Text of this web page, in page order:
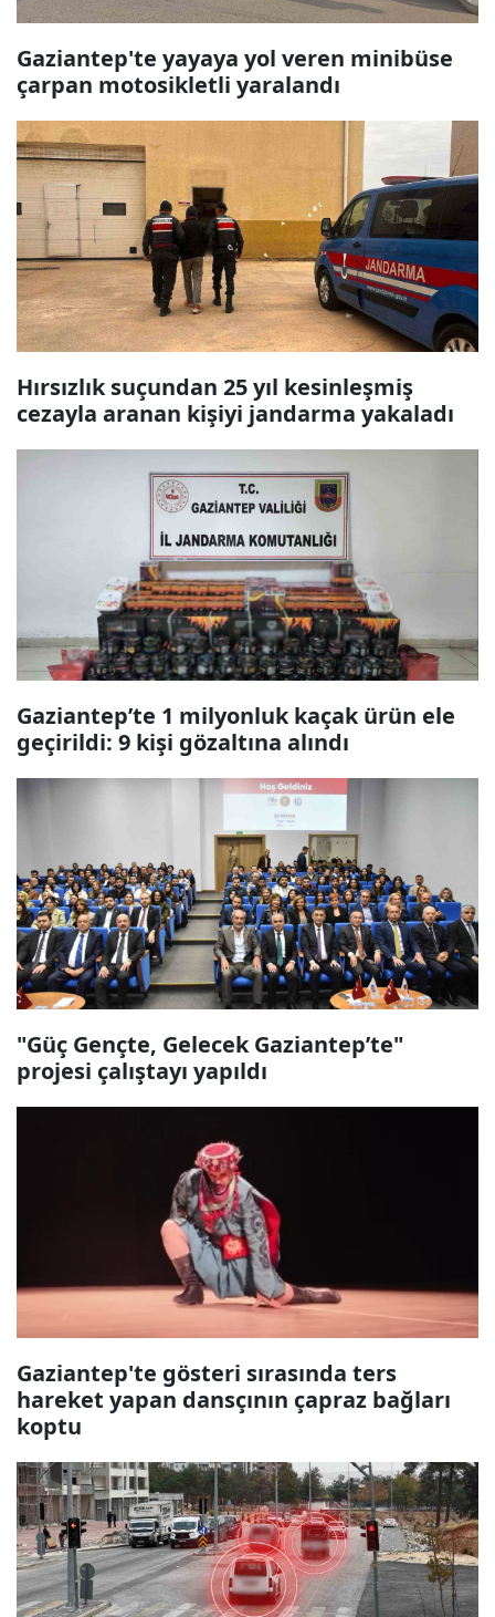
Gaziantep'te yayaya yol veren minibüse
çarpan motosikletli yaralandı
Hırsızlık suçundan 25 yıl kesinleşmiş
cezayla aranan kişiyi jandarma yakaladı
Gaziantep’te 1 milyonluk kaçak ürün ele
geçirildi: 9 kişi gözaltına alındı
"Güç Gençte, Gelecek Gaziantep’te"
projesi çalıştayı yapıldı
Gaziantep'te gösteri sırasında ters
hareket yapan dansçının çapraz bağları
koptu